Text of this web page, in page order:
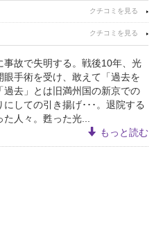
故で失明する。戦後10年、光
手術を受け、敢えて「過去を
過去」とは旧満州国の新京での
しての引き揚げ･･･。退院する
人々。甦った光...
もっと読む